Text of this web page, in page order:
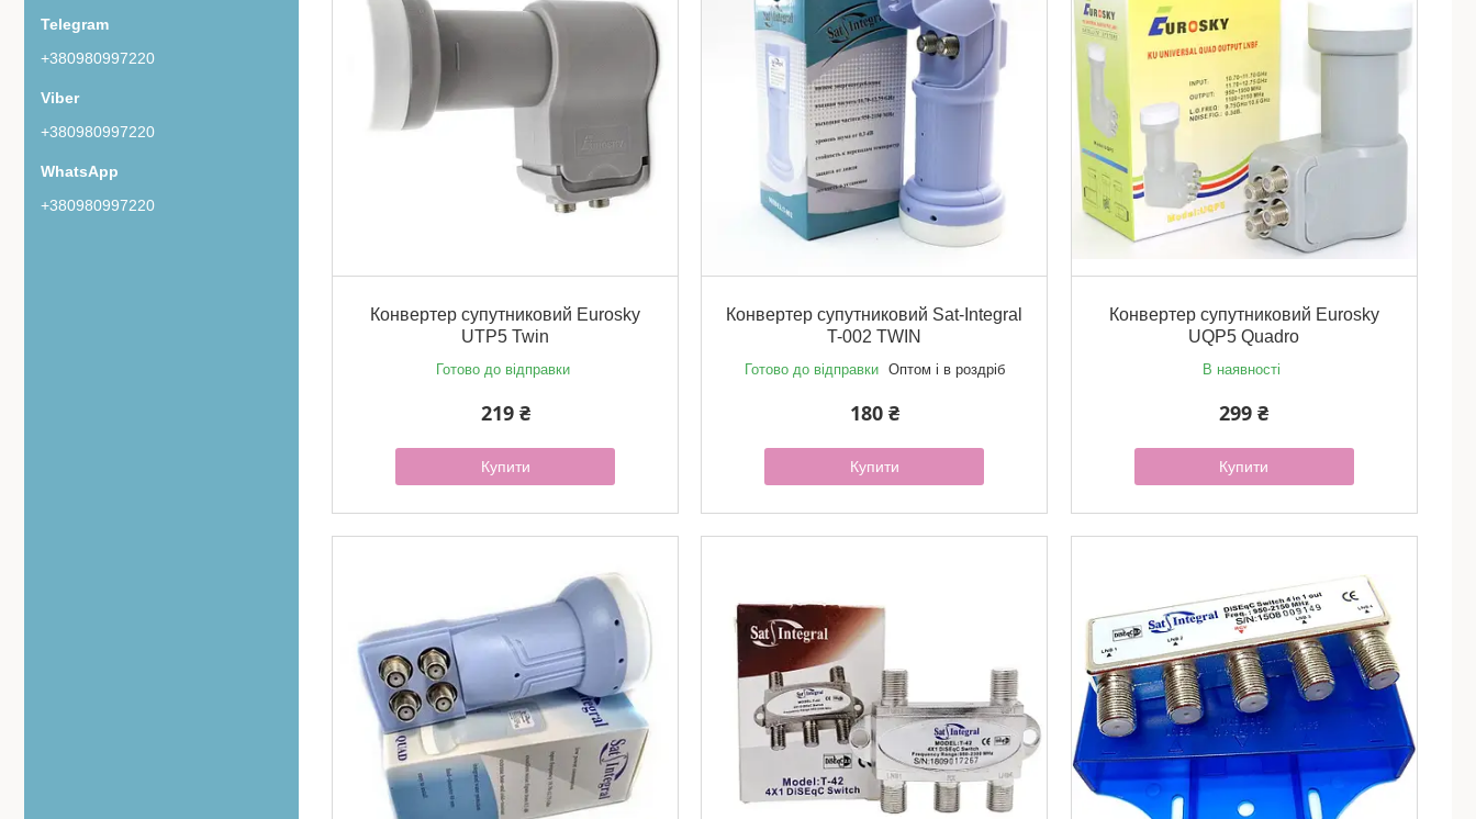
Конвертер супутниковий Eurosky
UTP5 Twin
Готово до відправки
219 ₴
Купити
Конвертер супутниковий Sat-Integral
T-002 TWIN
Готово до відправки Оптом і в роздріб
180 ₴
Купити
Конвертер супутниковий Eurosky
UQP5 Quadro
В наявності
299 ₴
Купити
+380980997220
+380980997220
+380980997220